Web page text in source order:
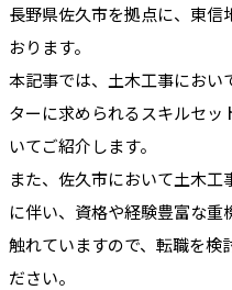
長野県佐久市を拠点に、東
おります。
本記事では、土木工事におい
ターに求められるスキルセ
いてご紹介します。
また、佐久市において土木
に伴い、資格や経験豊富な重
触れていますので、転職を検
ださい。